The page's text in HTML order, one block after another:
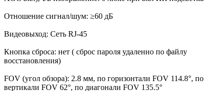
Отношение сигнал/шум: ≥60 дБ
Видеовыход: Сеть RJ-45
Кнопка сброса: нет ( сброс пароля удаленно по файлу
восстановления)
FOV (угол обзора): 2.8 мм, по горизонтали FOV 114.8°, по
вертикали FOV 62°, по диагонали FOV 135.5°